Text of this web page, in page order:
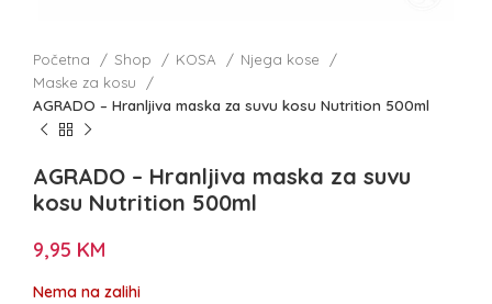
Početna Shop KOSA
Njega kose
Maske za kosu
AGRADO – Hranljiva maska za suvu kosu Nutrition 500ml
AGRADO – Hranljiva maska za suvu
kosu Nutrition 500ml
9,95 KM
Nema na zalihi